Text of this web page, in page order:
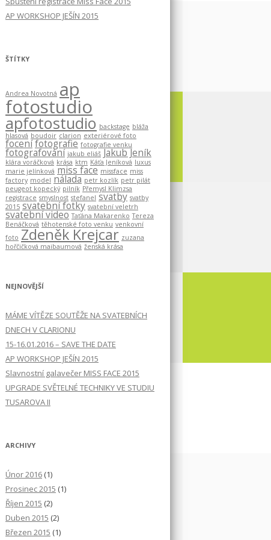
AP WORKSHOP JEŠÍN 2015
ŠTÍTKY
Andrea Novotná ap
fotostudio
apfotostudio backstage bláža
hlasová boudoir clarion exteriérové foto
focenífotografie fotografie venku
fotografování jakub eliáš Jakub Jeník
klára voráčková krása ktm Káťa Jeníková luxus
marie jelínková miss face missface miss
factory model nálada petr kozlík petr pilát
peugeot kopecký pilník Přemysl Klimzsa
registrace smyslnost stefanel svatby svatby
2015 svatební fotky svatební veletrh
svatební video Taťána Makarenko Tereza
Benáčková těhotenské foto venku venkovní
foto Zdeněk Krejcar zuzana
hořčičková maibaumová ženská krása
NEJNOVĚJŠÍ
MÁME VÍTĚZE SOUTĚŽE NA SVATEBNÍCH
DNECH V CLARIONU
15-16.01.2016 – SAVE THE DATE
AP WORKSHOP JEŠÍN 2015
Slavnostní galavečer MISS FACE 2015
UPGRADE SVĚTELNÉ TECHNIKY VE STUDIU
TUSAROVA II
ARCHIVY
Únor 2016 (1)
Prosinec 2015 (1)
Říjen 2015 (2)
Duben 2015 (2)
Březen 2015 (1)